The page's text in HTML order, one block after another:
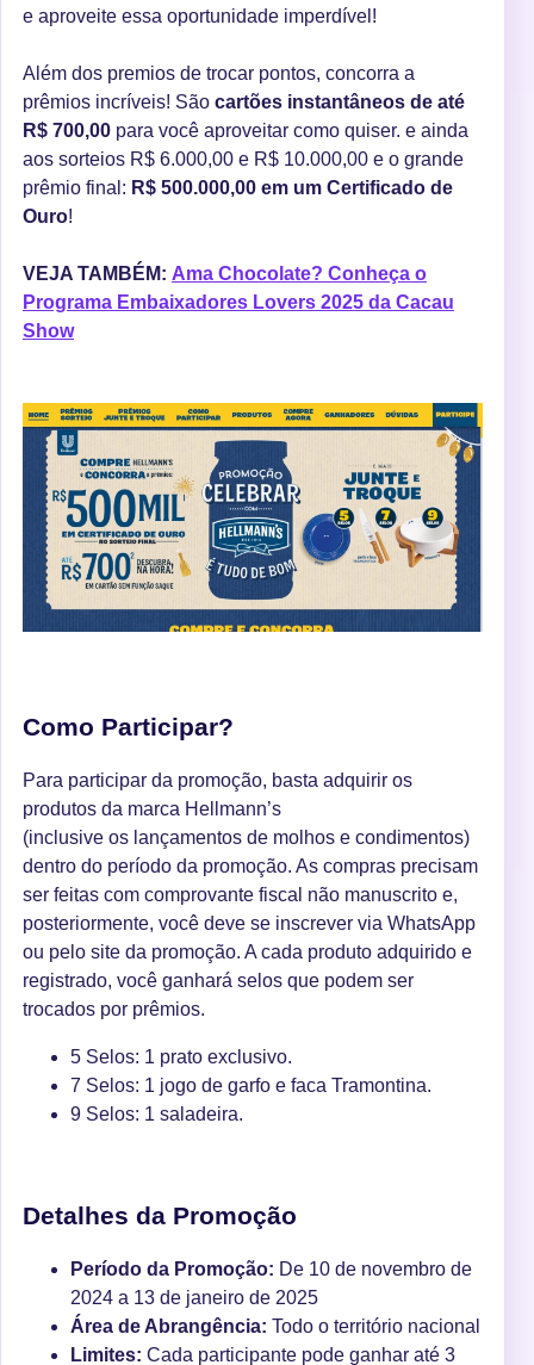
e aproveite essa oportunidade imperdível!
Além dos premios de trocar pontos, concorra a
prêmios incríveis! São cartões instantâneos de até
R$ 700,00 para você aproveitar como quiser. e ainda
aos sorteios R$ 6.000,00 e R$ 10.000,00 e o grande
prêmio final: R$ 500.000,00 em um Certificado de
Ouro!
VEJA TAMBÉM: Ama Chocolate? Conheça o
Programa Embaixadores Lovers 2025 da Cacau
Show
Como Participar?
Para participar da promoção, basta adquirir os
produtos da marca Hellmann’s
(inclusive os lançamentos de molhos e condimentos)
dentro do período da promoção. As compras precisam
ser feitas com comprovante fiscal não manuscrito e,
posteriormente, você deve se inscrever via WhatsApp
ou pelo site da promoção. A cada produto adquirido e
registrado, você ganhará selos que podem ser
trocados por prêmios.
5 Selos: 1 prato exclusivo.
7 Selos: 1 jogo de garfo e faca Tramontina.
9 Selos: 1 saladeira.
Detalhes da Promoção
Período da Promoção: De 10 de novembro de
2024 a 13 de janeiro de 2025
Área de Abrangência: Todo o território nacional
Limites: Cada participante pode ganhar até 3